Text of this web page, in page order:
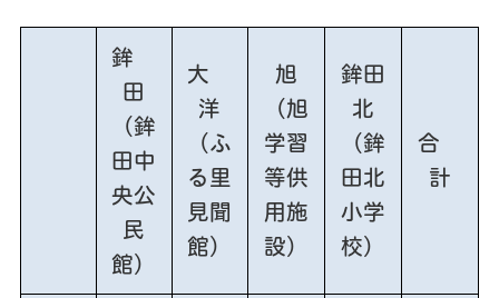
鉾
田
（鉾
田中
央公
民
館）
大
洋
（ふ
る里
見聞
館）
旭
（旭
学習
等供
用施
設）
鉾田
北
（鉾
田北
小学
校）
合
計